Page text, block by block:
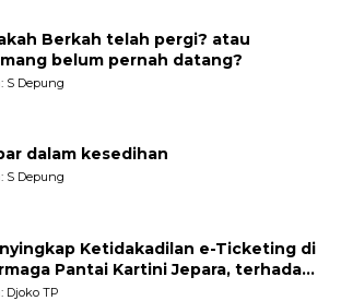
Berkah telah pergi? atau
belum pernah datang?
S Depung
dalam kesedihan
S Depung
Ketidakadilan e-Ticketing di
Pantai Kartini Jepara, terhadap
Tradisional
Djoko TP